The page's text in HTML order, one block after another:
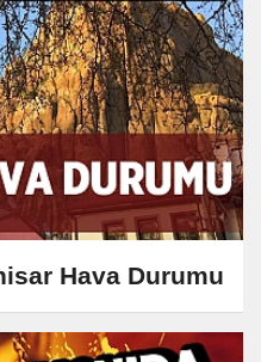
Hava Durumu